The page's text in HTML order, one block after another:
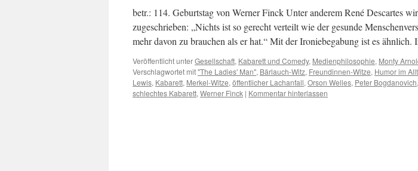
betr.: 114. Geburtstag von Werner Finck Unter anderem René Descartes
zugeschrieben: „Nichts ist so gerecht verteilt wie der gesunde
mehr davon zu brauchen als er hat.“ Mit der Ironiebegabung ist es
Veröffentlicht unterGesellschaft, Kabarett und Comedy, Medienphilosophie, Monty
Verschlagwortet mit"The Ladies' Man", Bärlauch-Witz, Freundinnen-Witze, Humor im
Lewis, Kabarett, Merkel-Witze, öffentlicher Lachanfall, Orson Welles, Peter Bogdanovich,
schlechtes Kabarett, Werner Finck | Kommentar hinterlassen